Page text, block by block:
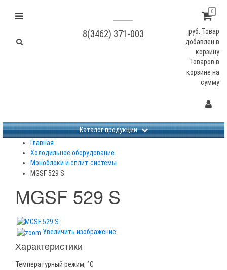
8(3462) 371-003
0
руб. Товар
добавлен в
корзину
Товаров в
корзине на
сумму
Не заданы изображения Каталог продукции
Главная
Холодильное оборудование
Моноблоки и сплит-системы
МGSF 529 S
МGSF 529 S
Увеличить изображение
Характеристики
Температурный режим, °С